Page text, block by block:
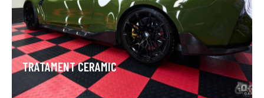
TRATAMENT CERAMIC